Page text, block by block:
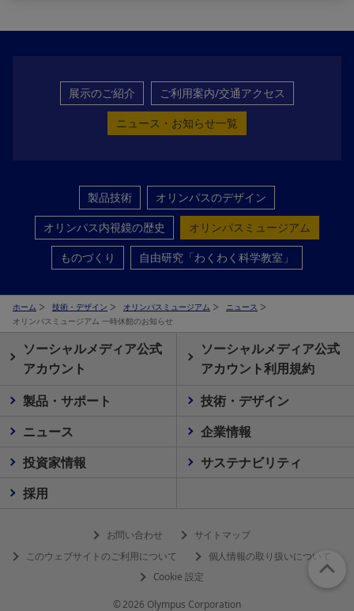
展示のご紹介
ご利用案内/交通アクセス
ニュース・お知らせ一覧
製品技術
オリンパスのデザイン
オリンパス内視鏡の歴史
オリンパスミュージアム
ものづくり
自由研究「わくわく科学教室」
ホーム 技術・デザイン オリンパスミュージアム
ニュース
オリンパスミュージアム 一時休館のお知らせ
ソーシャルメディア公式
アカウント
ソーシャルメディア公式
アカウント利用規約
製品・サポート
技術・デザイン
ニュース
企業情報
投資家情報
サステナビリティ
採用
お問い合わせ
サイトマップ
このウェブサイトのご利用について
個人情報の取り扱いについて
Cookie 設定
© 2026 Olympus Corporation